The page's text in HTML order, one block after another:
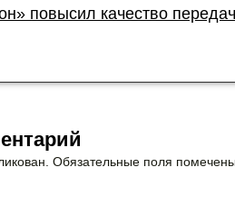
повысил качество
Обязательные поля